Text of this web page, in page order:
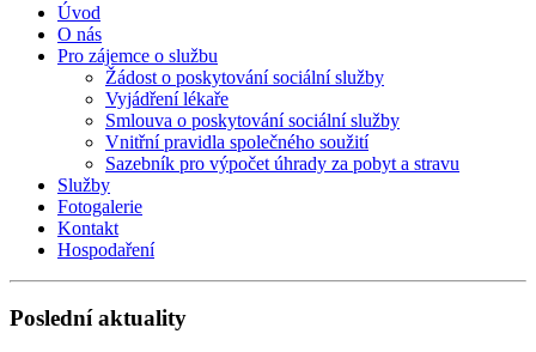
Úvod
O nás
Pro zájemce o službu
Žádost o poskytování sociální služby
Vyjádření lékaře
Smlouva o poskytování sociální služby
Vnitřní pravidla společného soužití
Sazebník pro výpočet úhrady za pobyt a stravu
Služby
Fotogalerie
Kontakt
Hospodaření
Poslední aktuality